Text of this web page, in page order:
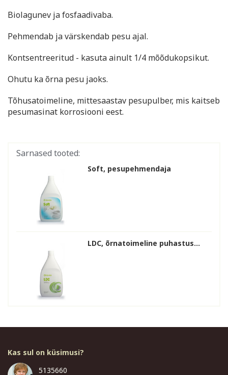
Biolagunev ja fosfaadivaba.
Pehmendab ja värskendab pesu ajal.
Kontsentreeritud - kasuta ainult 1/4 mõõdukopsikut.
Ohutu ka õrna pesu jaoks.
Tõhusatoimeline, mittesaastav pesupulber, mis kaitseb
pesumasinat korrosiooni eest.
Sarnased tooted:
Soft, pesupehmendaja
LDC, õrnatoimeline puhastus...
Kas sul on küsimusi?
5135660